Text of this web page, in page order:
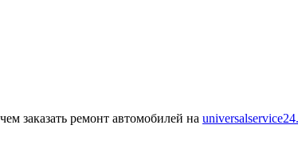
заказать ремонт автомобилей на